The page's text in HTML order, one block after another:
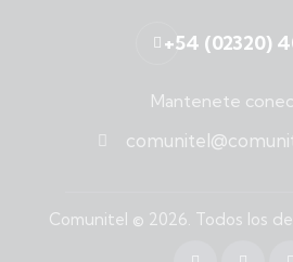
+54 (02320)
Mantenete
Comunitel © 2026. Todos los